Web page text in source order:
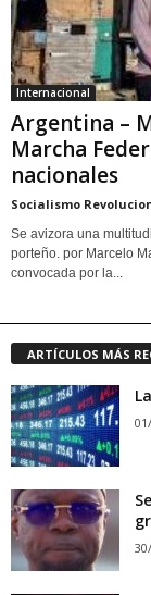
Internacional
Argentina –
Marcha
nacionales
Socialismo
Se avizora una
porteño. por Marcelo
convocada por la...
ARTÍCULOS MÁS